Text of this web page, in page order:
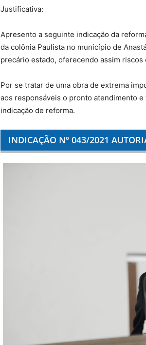
Justificativa:
Apresento a seguinte indicação da
da colônia Paulista no município de
precário estado, oferecendo assim
Por se tratar de uma obra de extrema
aos responsáveis o pronto atendimento
indicação de reforma.
INDICAÇÃO Nº 043/2021